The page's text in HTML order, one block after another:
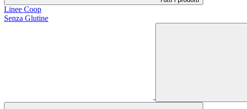
Linee Coop
Senza Glutine